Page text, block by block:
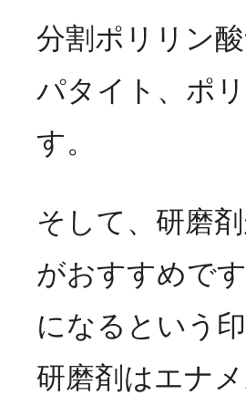
分割ポリリン
パタイト、ポ
す。
そして、研磨
がおすすめで
になるという
研磨剤はエナ